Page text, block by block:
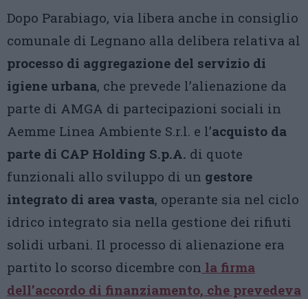
Dopo Parabiago, via libera anche in consiglio
comunale di Legnano alla delibera relativa al
processo di aggregazione del servizio di
igiene urbana, che prevede l’alienazione da
parte di AMGA di partecipazioni sociali in
Aemme Linea Ambiente S.r.l. e l’acquisto da
parte di CAP Holding S.p.A. di quote
funzionali allo sviluppo di un gestore
integrato di area vasta, operante sia nel ciclo
idrico integrato sia nella gestione dei rifiuti
solidi urbani. Il processo di alienazione era
partito lo scorso dicembre con la firma
dell’accordo di finanziamento, che prevedeva